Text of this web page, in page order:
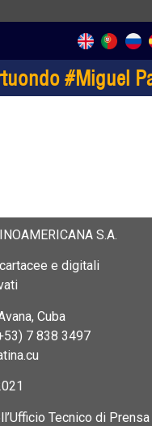
#Miguel
S.A.
e digitali
Cuba
7 838 3497
Tecnico di Prensa